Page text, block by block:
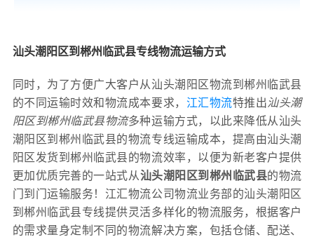
汕头潮阳区到郴州临武县专线物流运输方式
同时，为了方便广大客户从汕头潮阳区物流到郴州临武县
的不同运输时效和物流成本要求， 江汇物流特推出汕头潮
阳区到郴州临武县物流多种运输方式，以此来降低从汕头
潮阳区到郴州临武县的物流专线运输成本，提高由汕头潮
阳区发货到郴州临武县的物流效率，以便为新老客户提供
更加优质完善的一站式从汕头潮阳区到郴州临武县的物流
门到门运输服务！江汇物流公司物流业务部的汕头潮阳区
到郴州临武县专线提供灵活多样化的物流服务，根据客户
的需求量身定制不同的物流解决方案，包括仓储、配送、